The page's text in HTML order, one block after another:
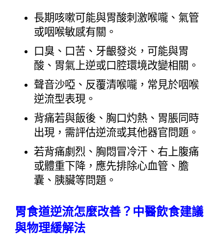
長期咳嗽可能與胃酸刺激喉嚨、氣管
或咽喉敏感有關。
口臭、口苦、牙齦發炎，可能與胃
酸、胃氣上逆或口腔環境改變相關。
聲音沙啞、反覆清喉嚨，常見於咽喉
逆流型表現。
背痛若與飯後、胸口灼熱、胃脹同時
出現，需評估逆流或其他器官問題。
若背痛劇烈、胸悶冒冷汗、右上腹痛
或體重下降，應先排除心血管、膽
囊、胰臟等問題。
胃食道逆流怎麼改善？中醫飲食建議
與物理緩解法